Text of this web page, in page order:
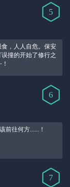
5
，人人自危。保安
撞的开始了修行之
6
前往何方......！
7